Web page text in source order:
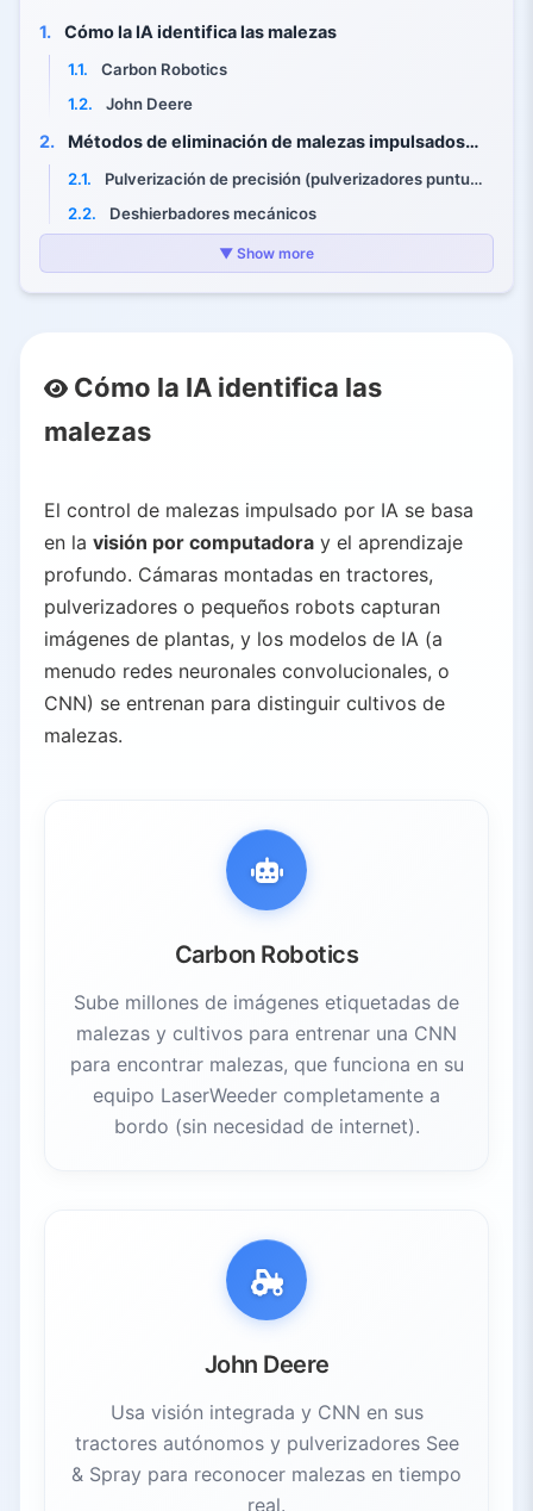
1. Cómo la IA identifica las malezas
1.1.
Carbon Robotics
1.2.
John Deere
2. Métodos de eliminación de malezas impulsados por IA
2.1.
Pulverización de precisión (pulverizadores puntuales)
2.2.
Deshierbadores mecánicos
Deshierbe con láser y térmico
3.3. Pulverizador Ecorobotix ARA
3.4. Verdant Robotics – Sharpshooter
Beneficios: eficiencia, rentabilidad y sostenibilidad
4.1. Ahorros químicos dramáticos
4.2. Mayores rendimientos y salud del cultivo
4.3. Ahorro de mano de obra y tiempo
4.4. Beneficios ambientales y de seguridad
4.5.
Análisis de eficiencia de costos
5. Desafíos y adopción
Perspectivas para el futuro
Sensores multimodales
Sistemas integrados
6.4. Impacto global en sostenibilidad
▼ Show more
Cómo la IA identifica las
malezas
El control de malezas impulsado por IA se basa
en la visión por computadora y el aprendizaje
profundo. Cámaras montadas en tractores,
pulverizadores o pequeños robots capturan
imágenes de plantas, y los modelos de IA (a
menudo redes neuronales convolucionales, o
CNN) se entrenan para distinguir cultivos de
malezas.
Carbon Robotics
Sube millones de imágenes etiquetadas de
malezas y cultivos para entrenar una CNN
para encontrar malezas, que funciona en su
equipo LaserWeeder completamente a
bordo (sin necesidad de internet).
John Deere
Usa visión integrada y CNN en sus
tractores autónomos y pulverizadores See
& Spray para reconocer malezas en tiempo
real.